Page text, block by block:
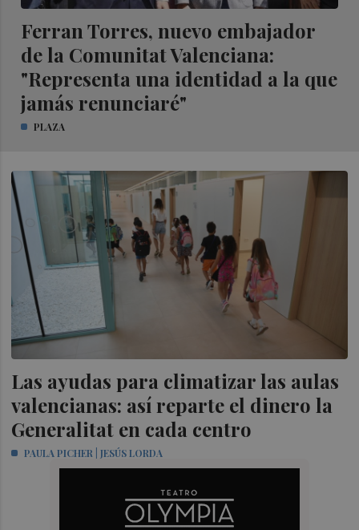
Ferran Torres, nuevo embajador
de la Comunitat Valenciana:
"Representa una identidad a la que
jamás renunciaré"
PLAZA
Las ayudas para climatizar las aulas
valencianas: así reparte el dinero la
Generalitat en cada centro
PAULA PICHER | JESÚS LORDA